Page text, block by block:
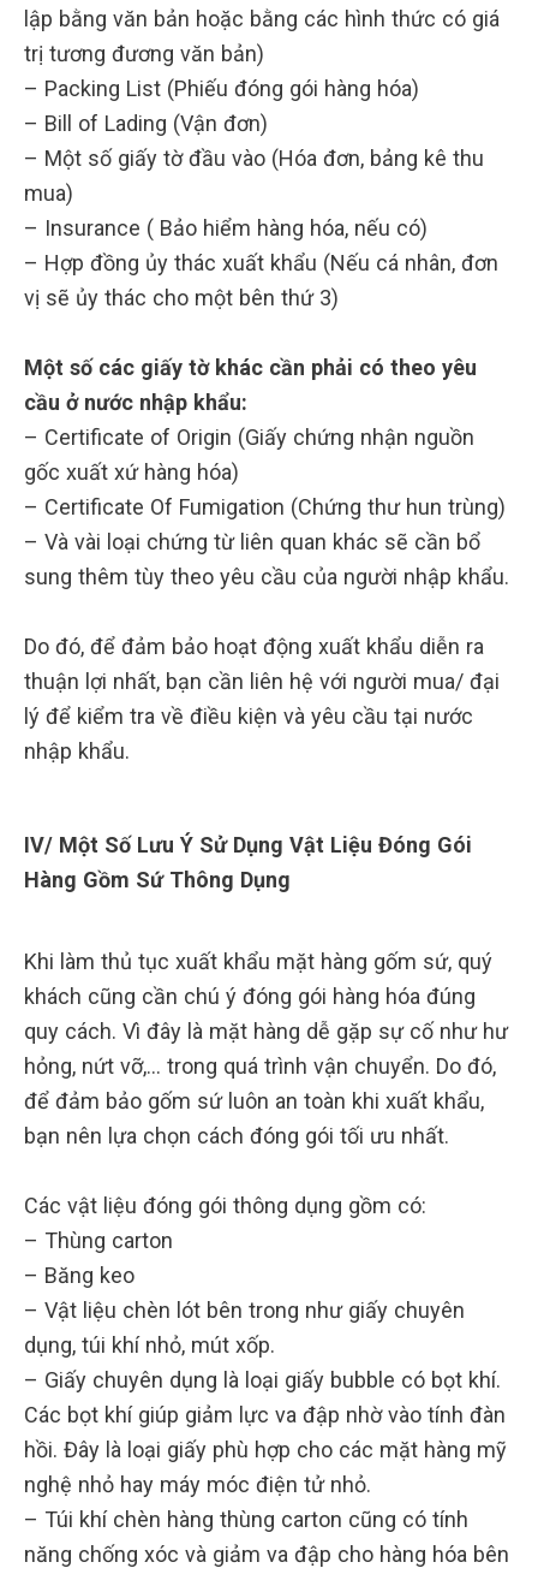
lập bằng văn bản hoặc bằng các hình thức có giá
trị tương đương văn bản)
– Packing List (Phiếu đóng gói hàng hóa)
– Bill of Lading (Vận đơn)
– Một số giấy tờ đầu vào (Hóa đơn, bảng kê thu
mua)
– Insurance ( Bảo hiểm hàng hóa, nếu có)
– Hợp đồng ủy thác xuất khẩu (Nếu cá nhân, đơn
vị sẽ ủy thác cho một bên thứ 3)
Một số các giấy tờ khác cần phải có theo yêu
cầu ở nước nhập khẩu:
– Certificate of Origin (Giấy chứng nhận nguồn
gốc xuất xứ hàng hóa)
– Certificate Of Fumigation (Chứng thư hun trùng)
– Và vài loại chứng từ liên quan khác sẽ cần bổ
sung thêm tùy theo yêu cầu của người nhập khẩu.
Do đó, để đảm bảo hoạt động xuất khẩu diễn ra
thuận lợi nhất, bạn cần liên hệ với người mua/ đại
lý để kiểm tra về điều kiện và yêu cầu tại nước
nhập khẩu.
IV/ Một Số Lưu Ý Sử Dụng Vật Liệu Đóng Gói
Hàng Gồm Sứ Thông Dụng
Khi làm thủ tục xuất khẩu mặt hàng gốm sứ, quý
khách cũng cần chú ý đóng gói hàng hóa đúng
quy cách. Vì đây là mặt hàng dễ gặp sự cố như hư
hỏng, nứt vỡ,… trong quá trình vận chuyển. Do đó,
để đảm bảo gốm sứ luôn an toàn khi xuất khẩu,
bạn nên lựa chọn cách đóng gói tối ưu nhất.
Các vật liệu đóng gói thông dụng gồm có:
– Thùng carton
– Băng keo
– Vật liệu chèn lót bên trong như giấy chuyên
dụng, túi khí nhỏ, mút xốp.
– Giấy chuyên dụng là loại giấy bubble có bọt khí.
Các bọt khí giúp giảm lực va đập nhờ vào tính đàn
hồi. Đây là loại giấy phù hợp cho các mặt hàng mỹ
nghệ nhỏ hay máy móc điện tử nhỏ.
– Túi khí chèn hàng thùng carton cũng có tính
năng chống xóc và giảm va đập cho hàng hóa bên